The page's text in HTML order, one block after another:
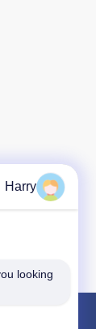
Harry
looking